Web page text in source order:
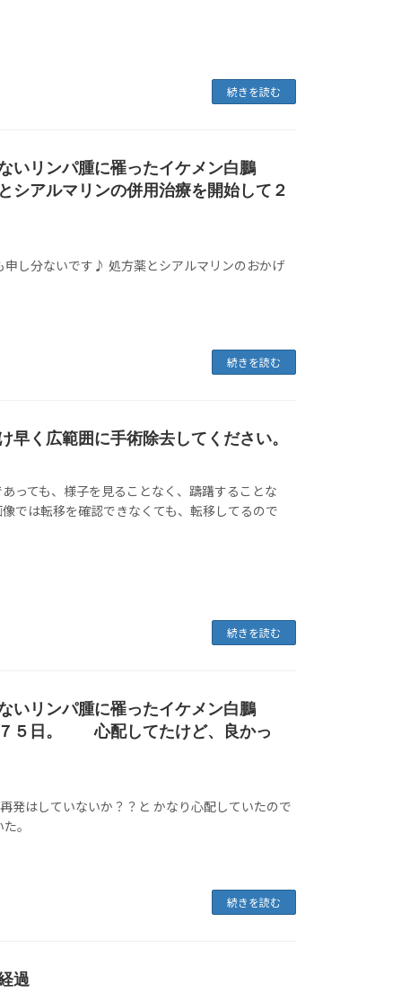
続きを読む
いリンパ腫に罹ったイケメン白鵬
アルマリンの併用治療を開始して２
申し分ないです♪ 処方薬とシアルマリンのおかげ
続きを読む
く広範囲に手術除去してください。
っても、様子を見ることなく、躊躇することな
では転移を確認できなくても、転移してるので
続きを読む
いリンパ腫に罹ったイケメン白鵬
５日。 心配してたけど、良かっ
発はしていないか？？と かなり心配していたので
。
続きを読む
過